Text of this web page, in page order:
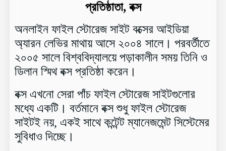
প্রতিষ্ঠাতা, বক্স
অনলাইন ফাইল স্টোরেজ সাইট বক্সের আইডিয়া
অ্যারন লেভির মাথায় আসে ২০০৪ সালে। পরবর্তীতে
২০০৫ সালে বিশ্ববিদ্যালয়ে পড়াকালীন সময় তিনি ও
ডিলান স্মিথ বক্স প্রতিষ্ঠা করেন।
বক্স এখনো সেরা পাঁচ ফাইল স্টোরেজ সাইটগুলোর
মধ্যে একটি। বর্তমানে বক্স শুধু ফাইল স্টোরেজ
সাইটই নয়, একই সাথে কন্টেন্ট ম্যানেজমেন্ট সিস্টেমের
সুবিধাও দিচ্ছে।